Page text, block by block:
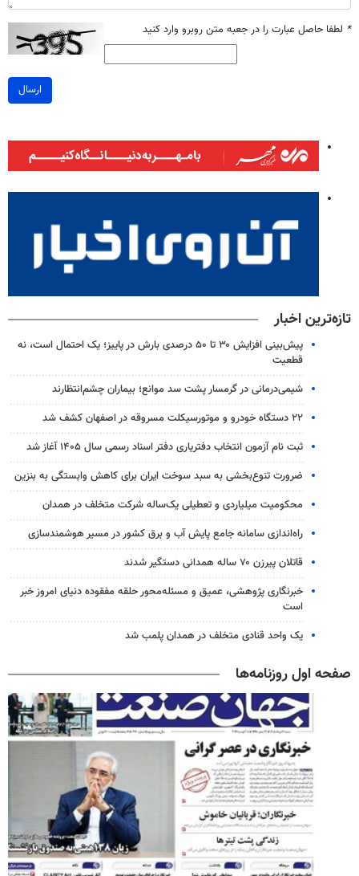
* لطفا حاصل عبارت را در جعبه متن روبرو وارد کنید
ارسال
تازه‌ترین اخبار
پیش‌بینی افزایش ۳۰ تا ۵۰ درصدی بارش در پاییز؛ یک احتمال است، نه
قطعیت
شیمی‌درمانی در گرمسار پشت سد موانع؛ بیماران چشم‌انتظارند
۲۲ دستگاه خودرو و موتورسیکلت مسروقه در اصفهان کشف شد
ثبت نام آزمون انتخاب دفتریاری دفتر اسناد رسمی سال ۱۴۰۵ آغاز شد
ضرورت تنوع‌بخشی به سبد سوخت ایران برای کاهش وابستگی به بنزین
محکومیت میلیاردی و تعطیلی یک‌ساله شرکت متخلف در همدان
راه‌اندازی سامانه جامع پایش آب و برق کشور در مسیر هوشمندسازی
قاتلان پیرزن ۷۰ ساله همدانی دستگیر شدند
خبرنگاری پژوهشی، عمیق و مسئله‌محور حلقه مفقوده دنیای امروز خبر
است
یک واحد قنادی متخلف در همدان پلمب شد
صفحه اول روزنامه‌ها